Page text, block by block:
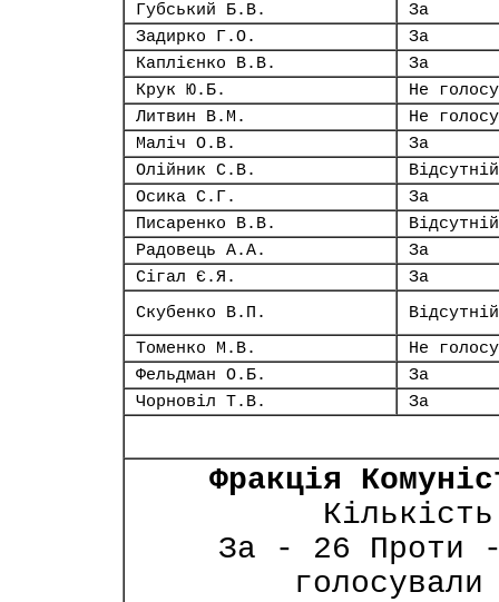
Губський Б.В.
За
Задирко Г.О.
За
Каплієнко В.В.
За
Крук Ю.Б.
Не
Литвин В.М.
Не
Маліч О.В.
За
Олійник С.В.
Відсутній
Осика С.Г.
За
Писаренко В.В.
Відсутній
Радовець А.А.
За
Сігал Є.Я.
За
Скубенко В.П.
Відсутній
Томенко М.В.
Не
Фельдман О.Б.
За
Чорновіл Т.В.
За
Фракція
За - 26 Проти